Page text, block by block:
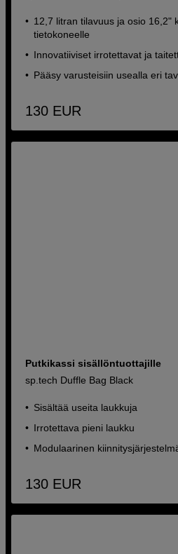
12,7 litran tilavuus ja osio 16,2"
tietokoneelle
Innovatiiviset irrotettavat ja
Pääsy varusteisiin usealla eri
130 EUR
Putkikassi sisällöntuottajille
sp.tech Duffle Bag Black
Sisältää useita laukkuja
Irrotettava pieni laukku
Modulaarinen
130 EUR